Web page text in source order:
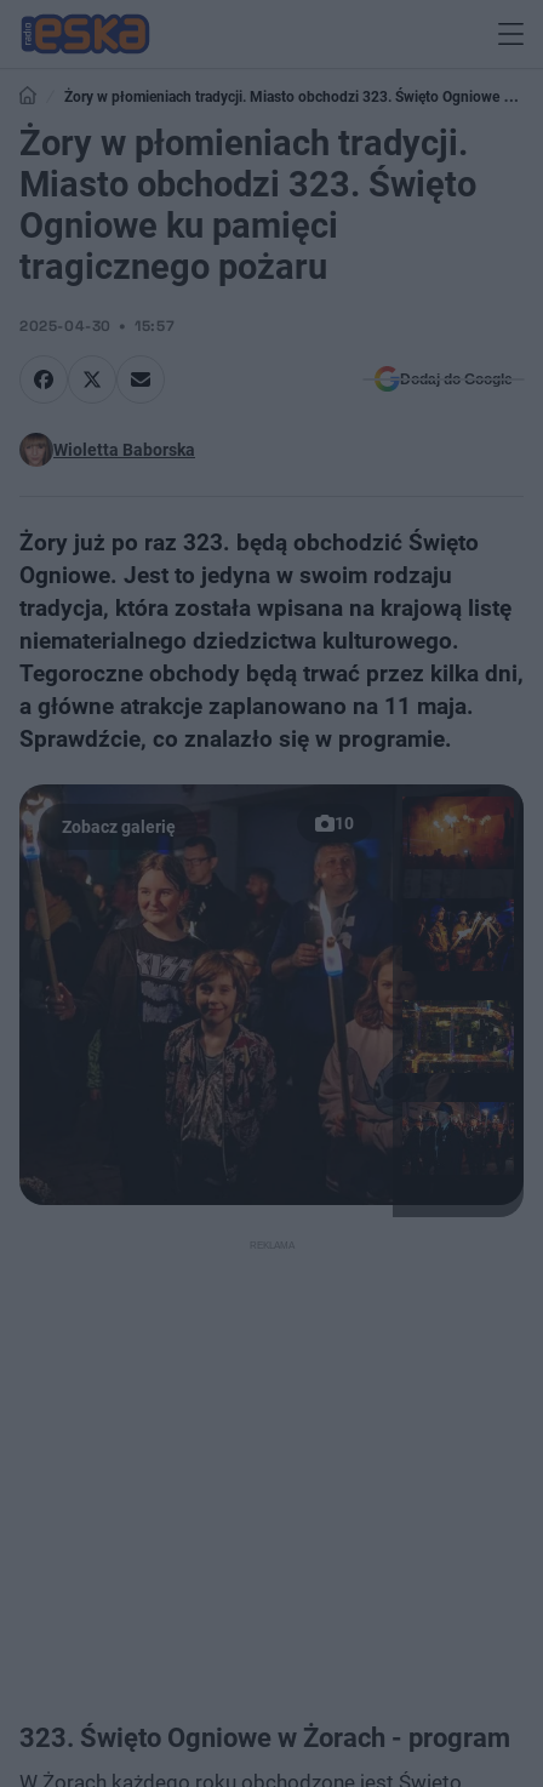
Żory w płomieniach tradycji. Miasto obchodzi 323. Święto Ogniowe ku
pamięci tragicznego pożaru
Żory w płomieniach tradycji.
Miasto obchodzi 323. Święto
Ogniowe ku pamięci
tragicznego pożaru
2025-04-30 15:57
Dodaj do Google
Wioletta Baborska
Żory już po raz 323. będą obchodzić Święto
Ogniowe. Jest to jedyna w swoim rodzaju
tradycja, która została wpisana na krajową listę
niematerialnego dziedzictwa kulturowego.
Tegoroczne obchody będą trwać przez kilka dni,
a główne atrakcje zaplanowano na 11 maja.
Sprawdźcie, co znalazło się w programie.
10
323. Święto Ogniowe w Żorach - program
W Żorach każdego roku obchodzone jest Święto